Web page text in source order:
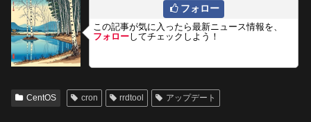
フォロー
この記事が気に入ったら最新ニュース情報を、
フォローしてチェックしよう！
CentOS cron rrdtool アップデート